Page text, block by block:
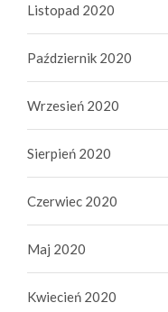
Listopad 2020
Październik 2020
Wrzesień 2020
Sierpień 2020
Czerwiec 2020
Maj 2020
Kwiecień 2020